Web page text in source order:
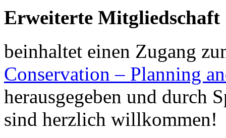
Erweiterte Mitgliedschaft
beinhaltet einen Zugang
Conservation – Planning
herausgegeben und durch
sind herzlich willkommen!